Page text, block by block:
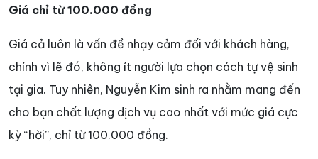
Giá chỉ từ 100.000 đồng
Giá cả luôn là vấn đề nhạy cảm đối với khách hàng,
chính vì lẽ đó, không ít người lựa chọn cách tự vệ sinh
tại gia. Tuy nhiên, Nguyễn Kim sinh ra nhằm mang đến
cho bạn chất lượng dịch vụ cao nhất với mức giá cực
kỳ “hời”, chỉ từ 100.000 đồng.